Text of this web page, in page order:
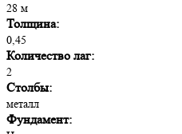
28 м
Толщина:
0,45
Количество лаг:
2
Столбы:
металл
Фундамент: